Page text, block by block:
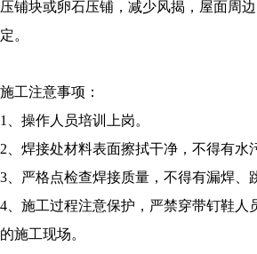
压铺块或卵石压铺，减少风揭，屋面周
定。
施工注意事项：
1、操作人员培训上岗。
2、焊接处材料表面擦拭干净，不得有水
3、严格点检查焊接质量，不得有漏焊、
4、施工过程注意保护，严禁穿带钉鞋人
的施工现场。